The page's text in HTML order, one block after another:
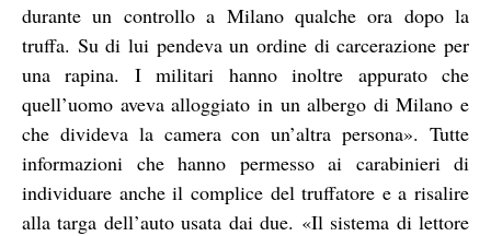
durante un controllo a Milano qualche ora dopo la
truffa. Su di lui pendeva un ordine di carcerazione per
una rapina. I militari hanno inoltre appurato che
quell’uomo aveva alloggiato in un albergo di Milano e
che divideva la camera con un’altra persona». Tutte
informazioni che hanno permesso ai carabinieri di
individuare anche il complice del truffatore e a risalire
alla targa dell’auto usata dai due. «Il sistema di lettore